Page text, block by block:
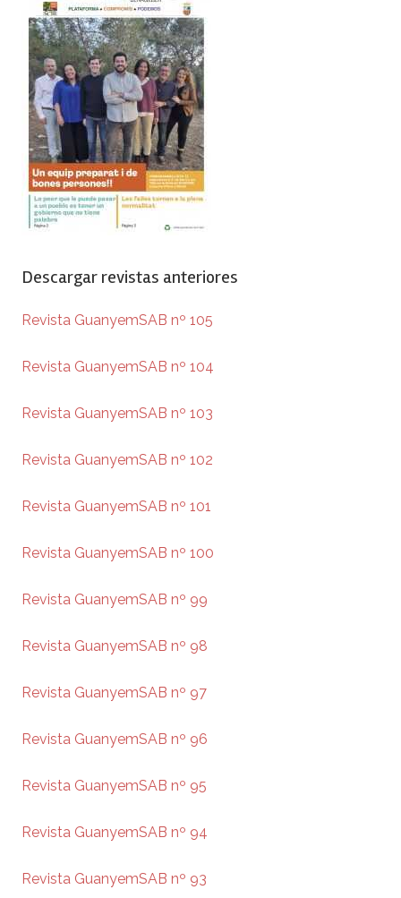
Descargar revistas anteriores
Revista GuanyemSAB nº 105
Revista GuanyemSAB nº 104
Revista GuanyemSAB nº 103
Revista GuanyemSAB nº 102
Revista GuanyemSAB nº 101
Revista GuanyemSAB nº 100
Revista GuanyemSAB nº 99
Revista GuanyemSAB nº 98
Revista GuanyemSAB nº 97
Revista GuanyemSAB nº 96
Revista GuanyemSAB nº 95
Revista GuanyemSAB nº 94
Revista GuanyemSAB nº 93